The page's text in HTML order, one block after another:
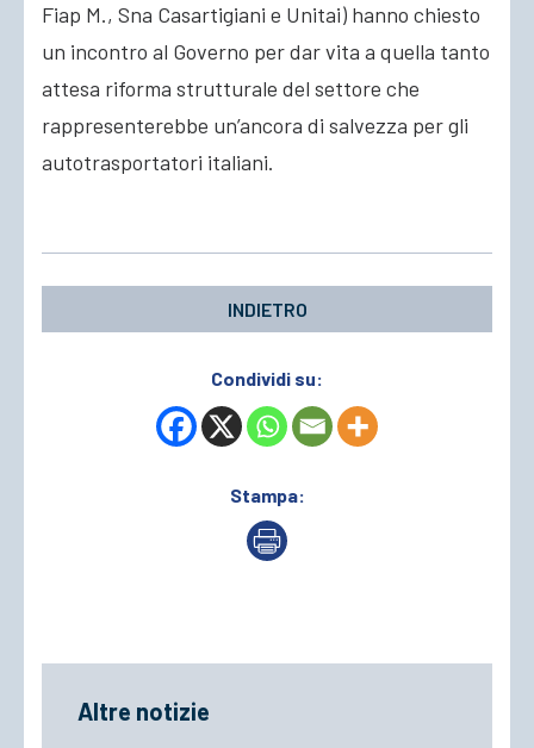
Fiap M., Sna Casartigiani e Unitai) hanno chiesto
un incontro al Governo per dar vita a quella tanto
attesa riforma strutturale del settore che
rappresenterebbe un’ancora di salvezza per gli
autotrasportatori italiani.
INDIETRO
Condividi su:
Stampa:
Altre notizie